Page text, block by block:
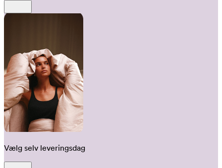
Vælg selv leveringsdag